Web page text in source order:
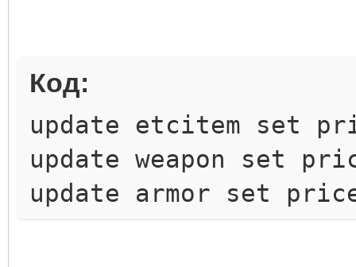
Код:
update etcitem set
update weapon set
update armor set